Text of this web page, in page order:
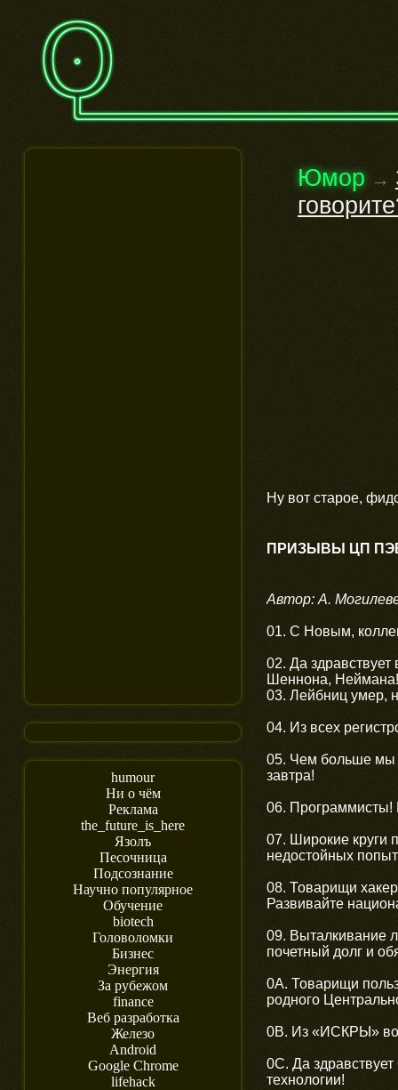
humour
Ни о чём
Реклама
the_future_is_here
Язолъ
Песочница
Подсознание
Научно популярное
Обучение
biotech
Головоломки
Бизнес
Энергия
За рубежом
finance
Веб разработка
Железо
Android
Google Chrome
lifehack
Юмор →
Ну вот старое,
ПРИЗЫВЫ ЦП
Автор: А.
01. С Новым,
02. Да
Шеннона, Неймана!
03. Лейбниц умер,
04. Из всех
05. Чем больше мы
завтра!
06. Программисты!
07. Широкие круги
недостойных
08. Товарищи
Развивайте
09. Выталкивание
почетный долг и
0A. Товарищи
родного
0B. Из «ИСКРЫ»
0C. Да
технологии!